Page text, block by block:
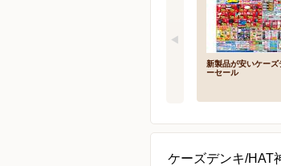
新製品が安いケーズ
ーセール
ケーズデンキ/HAT